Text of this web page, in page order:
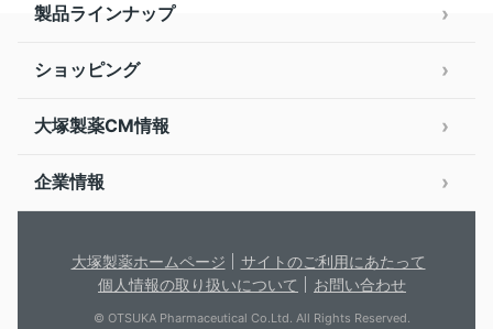
製品ラインナップ
ショッピング
大塚製薬CM情報
企業情報
大塚製薬ホームページ
サイトのご利用にあたって
個人情報の取り扱いについて
お問い合わせ
© OTSUKA Pharmaceutical Co.Ltd. All Rights Reserved.